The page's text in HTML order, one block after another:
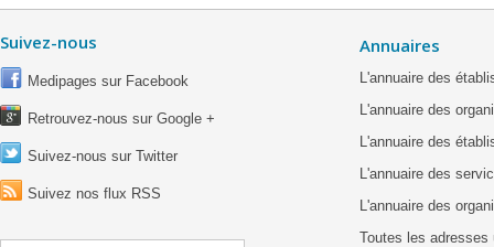
Suivez-nous
Medipages sur Facebook
Retrouvez-nous sur Google +
Suivez-nous sur Twitter
Suivez nos flux RSS
Annuaires
L'annuaire des
L'annuaire des
L'annuaire des
L'annuaire des
L'annuaire des
Toutes les adresses